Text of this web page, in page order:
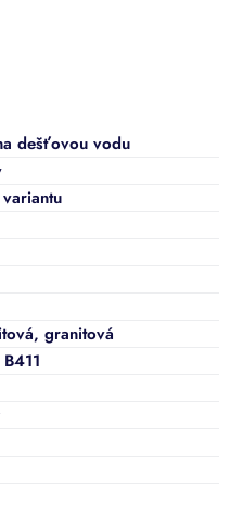
dešťovou vodu
, granitová